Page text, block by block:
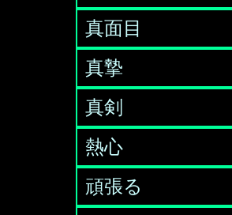
真面目
真摯
真剣
熱心
頑張る